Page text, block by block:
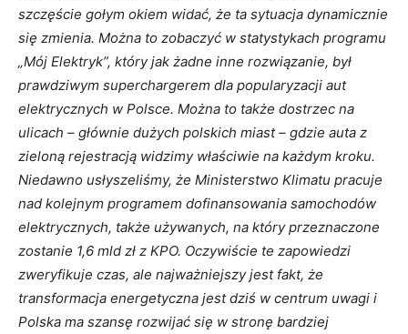
szczęście gołym okiem widać, że ta sytuacja dynamicznie
się zmienia. Można to zobaczyć w statystykach programu
„Mój Elektryk”, który jak żadne inne rozwiązanie, był
prawdziwym superchargerem dla popularyzacji aut
elektrycznych w Polsce. Można to także dostrzec na
ulicach – głównie dużych polskich miast – gdzie auta z
zieloną rejestracją widzimy właściwie na każdym kroku.
Niedawno usłyszeliśmy, że Ministerstwo Klimatu pracuje
nad kolejnym programem dofinansowania samochodów
elektrycznych, także używanych, na który przeznaczone
zostanie 1,6 mld zł z KPO. Oczywiście te zapowiedzi
zweryfikuje czas, ale najważniejszy jest fakt, że
transformacja energetyczna jest dziś w centrum uwagi i
Polska ma szansę rozwijać się w stronę bardziej